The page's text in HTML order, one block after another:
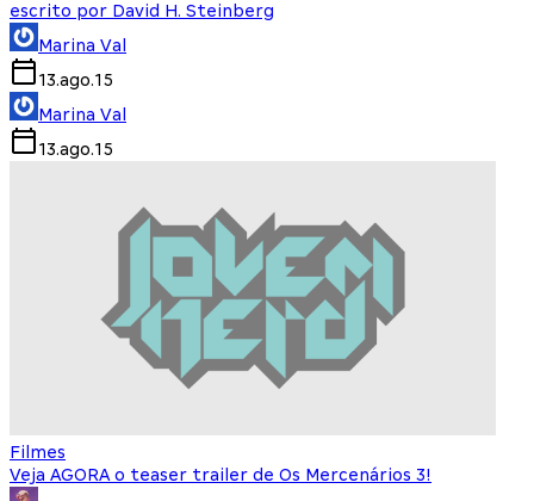
escrito por David H. Steinberg
Marina Val
13.ago.15
Marina Val
13.ago.15
Filmes
Veja AGORA o teaser trailer de Os Mercenários 3!